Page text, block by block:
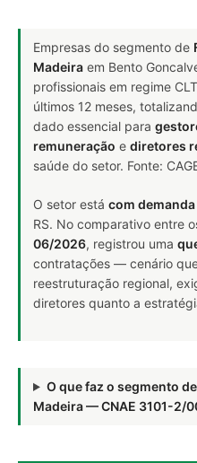
Empresas do segmento de
Madeira em Bento
profissionais em regime
últimos 12 meses,
dado essencial para
remuneração e diretores
saúde do setor. Fonte:
O setor está com
RS. No comparativo entre
06/2026, registrou uma
contratações — cenário
reestruturação regional,
diretores quanto a
O que faz o segmento
Madeira — CNAE 3101-2/